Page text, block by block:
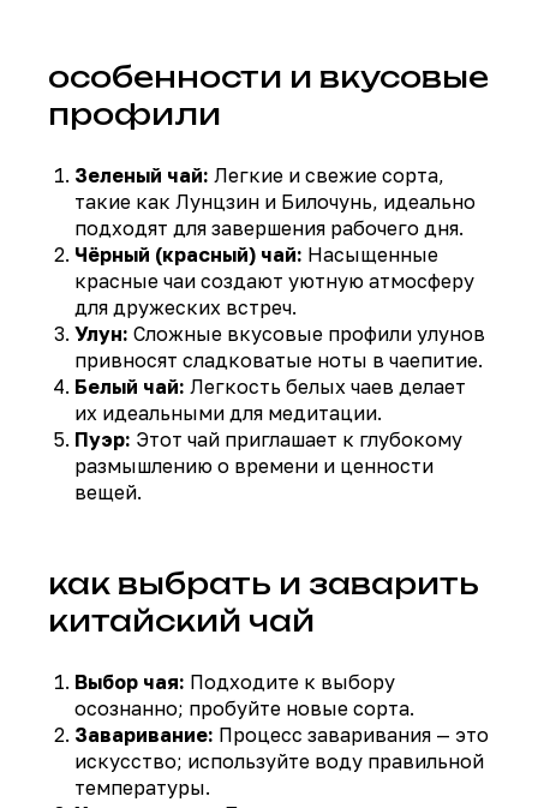
особенности и вкусовые
профили
Зеленый чай: Легкие и свежие сорта,
такие как Лунцзин и Билочунь, идеально
подходят для завершения рабочего дня.
Чёрный (красный) чай: Насыщенные
красные чаи создают уютную атмосферу
для дружеских встреч.
Улун: Сложные вкусовые профили улунов
привносят сладковатые ноты в чаепитие.
Белый чай: Легкость белых чаев делает
их идеальными для медитации.
Пуэр: Этот чай приглашает к глубокому
размышлению о времени и ценности
вещей.
как выбрать и заварить
китайский чай
Выбор чая: Подходите к выбору
осознанно; пробуйте новые сорта.
Заваривание: Процесс заваривания — это
искусство; используйте воду правильной
температуры.